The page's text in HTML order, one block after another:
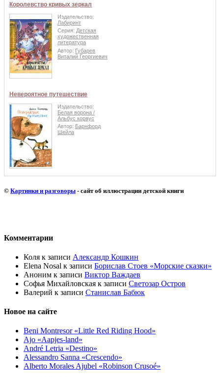
Королевство кривых зеркал
Издательство:
Лабиринт
Серия: Детская
художественная
литература
Автор: Губарев
Виталий Георгиевич
Невероятное путешествие
Издательство:
Белая ворона /
Альбус корвус
Автор: Барнфорд
Шейла
© Картинки и разговоры - сайт об иллюстрации детской книги
Комментарии
Коля к записи Александр Кошкин
Elena Nosal к записи Борислав Стоев «Морские сказки»
Аноним к записи Виктор Важдаев
Софья Михайловская к записи Светозар Остров
Валерий к записи Станислав Бабюк
Новое на сайте
Beni Montresor «Little Red Riding Hood»
Ajo «Aapjes-land»
André Letria «Destino»
Alessandro Sanna «Crescendo»
Alberto Morales Ajubel «Robinson Crusoé»